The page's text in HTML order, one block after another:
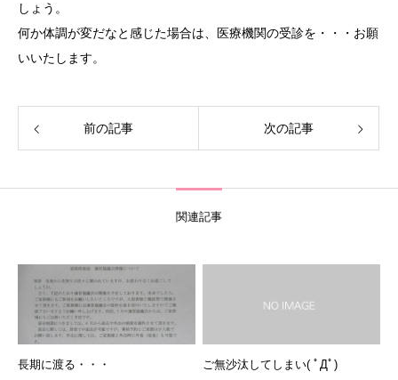
しょう。
何か体調が変だなと感じた場合は、医療機関の受診を・・・お願
いいたします。
前の記事 次の記事
関連記事
長期に渡る・・・ ご無沙汰してしまい( ﾟДﾟ)